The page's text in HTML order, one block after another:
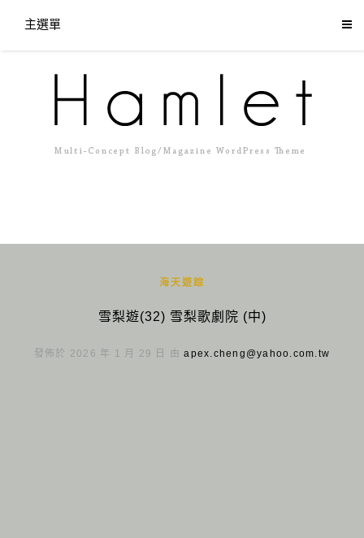
主選單
海天遊踪
雪梨遊(32) 雪梨歌劇院 (中)
發佈於 2026 年 1 月 29 日 由apex.cheng@yahoo.com.tw